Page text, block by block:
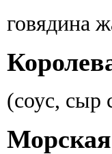
говядина
(соус, сыр
Морская